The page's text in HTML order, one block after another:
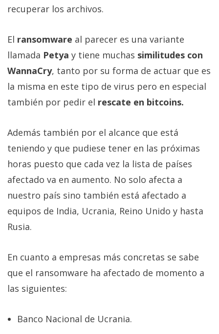
Legal
El medio de
comunicación
digital donde
encontrarás
noticias sobre
tecnología,
móviles,
informática,
videojuegos,
comparativas,
trucos y
tutoriales.
El Grupo
Informático
(CC) 2006-
2026. Algunos
derechos
recuperar los archivos.
El ransomware al parecer es una variante
llamada Petya y tiene muchas similitudes con
WannaCry, tanto por su forma de actuar que es
la misma en este tipo de virus pero en especial
también por pedir el rescate en bitcoins.
Además también por el alcance que está
teniendo y que pudiese tener en las próximas
horas puesto que cada vez la lista de países
afectado va en aumento. No solo afecta a
nuestro país sino también está afectado a
equipos de India, Ucrania, Reino Unido y hasta
Rusia.
En cuanto a empresas más concretas se sabe
que el ransomware ha afectado de momento a
las siguientes:
Banco Nacional de Ucrania.